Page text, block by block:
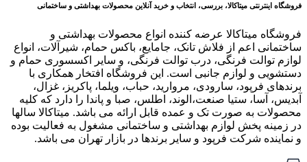
فروشگاه اینترنتی میتاکالا، بررسی، انتخاب و خرید آنلاین محصولات بهداشتی و ساختمانی
فروشگاه میتاکالا عرضه کننده انواع محصولات بهداشتی و
ساختمانی اعم از فلاش تانک، جامایع، باکس حمام، شیرآلات، انواع
لوازم توالت فرنگی، درب توالت فرنگی، و سایر اکسسوری حمام و
دستشویی و لوازم جانبی است. این فروشگاه افتخار همکاری با
برندهای فرپود، سارودی، مروارید، حباب، ویلما، پاکریز، غزال،
آبدیس، آسا، ستیا صنعت،الوند، اطلس، صبا و پاندا را دارد که کلیه
محصولات به صورت تک و عمده قابل ارائه می باشد. میتاکالا سالها
در زمینه پخش لوازم بهداشتی و ساختمانی مشغول به فعالیت بوده
و نماینده شرکت فرپود و سایر برندها در بازار تهران می باشد.